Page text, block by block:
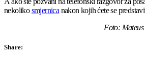
nekolikosmjernica nakon kojih ćete se
Foto:
Share: